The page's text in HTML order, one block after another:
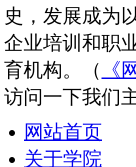
史，发展成为
企业培训和职
育机构。（
《
访问一下我们
网站首页
关于学院